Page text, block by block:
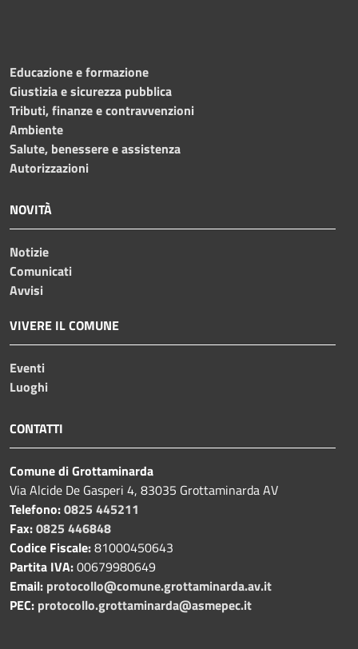
Educazione e formazione
Giustizia e sicurezza pubblica
Tributi, finanze e contravvenzioni
Ambiente
Salute, benessere e assistenza
Autorizzazioni
NOVITÀ
Notizie
Comunicati
Avvisi
VIVERE IL COMUNE
Eventi
Luoghi
CONTATTI
Comune di Grottaminarda
Via Alcide De Gasperi 4, 83035 Grottaminarda AV
Telefono:0825 445211
Fax:0825 446848
Codice Fiscale:81000450643
Partita IVA:00679980649
Email: protocollo@comune.grottaminarda.av.it
PEC: protocollo.grottaminarda@asmepec.it